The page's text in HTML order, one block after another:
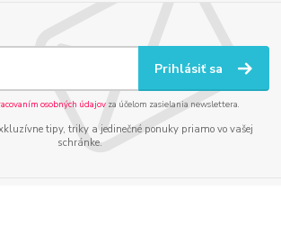
Prihlásiť sa
osobných údajov za účelom zasielania newslettera.
tipy, triky a jedinečné ponuky priamo vo vašej
schránke.